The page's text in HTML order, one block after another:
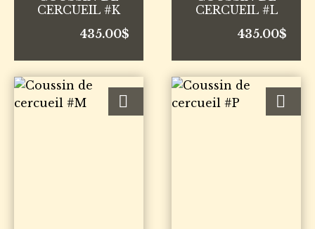
CERCUEIL #K
435.00$
CERCUEIL #L
435.00$